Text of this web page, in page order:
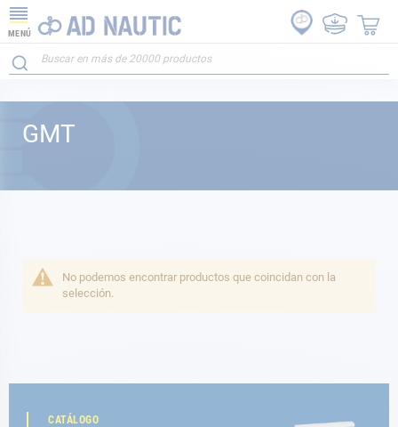
MENÚ
GMT
No podemos encontrar productos que coincidan con la
selección.
CATÁLOGO